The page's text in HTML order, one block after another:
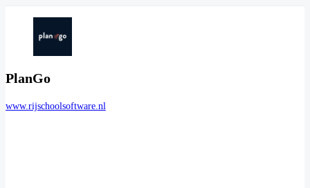
PlanGo
www.rijschoolsoftware.nl